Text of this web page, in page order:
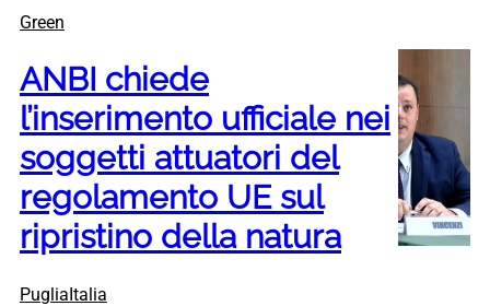
Green
ANBI chiede
l’inserimento ufficiale nei
soggetti attuatori del
regolamento UE sul
ripristino della natura
PugliaItalia